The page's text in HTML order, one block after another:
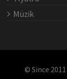
Müzik
© Since 2011